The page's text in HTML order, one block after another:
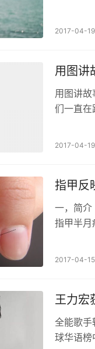
2017-04-19
用图讲
用图讲
们一直在
2017-04-19
指甲反
一，简介
指甲半月
2017-04-15
王力宏
全能歌
球华语榜